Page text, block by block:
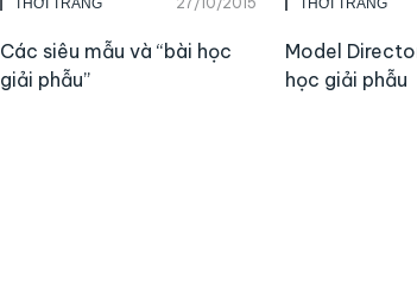
Các siêu mẫu và “bài học
giải phẫu”
Model
học giải phẫu